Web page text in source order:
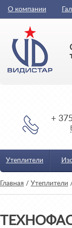
О компании
+
Утеплители
Главная / Утеплители